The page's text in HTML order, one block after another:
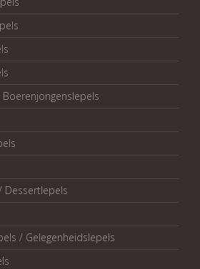
Dessertlepels
/ Gelegenheidslepels